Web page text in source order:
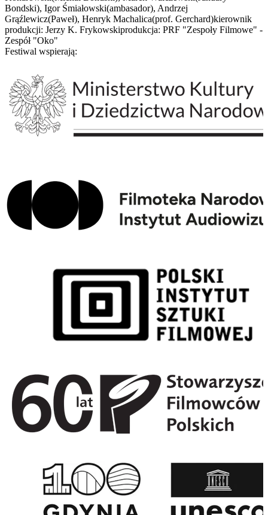
Bondski), Igor Śmiałowski(ambasador), Andrzej
Grąźlewicz(Paweł), Henryk Machalica(prof. Gerchard)kierownik
produkcji: Jerzy K. Frykowskiprodukcja: PRF "Zespoły Filmowe" -
Zespół "Oko"
Festiwal wspierają: